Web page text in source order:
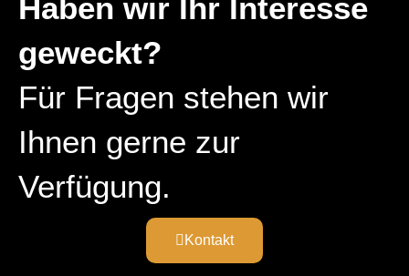
Haben wir Ihr Inter­esse
geweckt?
Für Fragen stehen wir
Ihnen gerne zur
Verfügung.
Kontakt